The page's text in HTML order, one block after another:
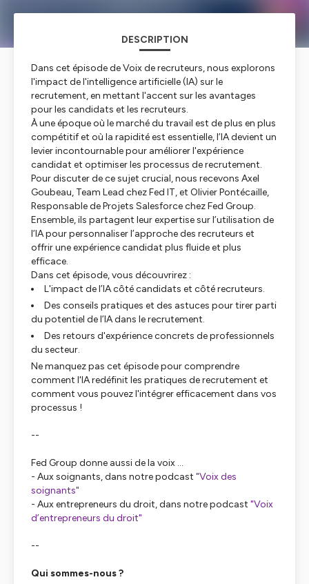
DESCRIPTION
Dans cet épisode deVoix de recruteurs, nous explorons
l'impact de l'intelligence artificielle (IA) sur le
recrutement, en mettant l'accent sur les avantages
pour les candidats et les recruteurs.
À une époque où le marché du travail est de plus en plus
compétitif et où la rapidité est essentielle, l’IA devient un
levier incontournable pour améliorer l'expérience
candidat et optimiser les processus de recrutement.
Pour discuter de ce sujet crucial, nous recevons Axel
Goubeau, Team Lead chez Fed IT, et Olivier Pontécaille,
Responsable de Projets Salesforce chez Fed Group.
Ensemble, ils partagent leur expertise sur l’utilisation de
l’IA pour personnaliser l’approche des recruteurs et
offrir une expérience candidat plus fluide et plus
efficace.
Dans cet épisode, vous découvrirez :
L'impact de l’IA côté candidats et côté recruteurs.
Des conseils pratiques et des astuces pour tirer parti
du potentiel de l’IA dans le recrutement.
Des retours d'expérience concrets de professionnels
du secteur.
Ne manquez pas cet épisode pour comprendre
comment l'IA redéfinit les pratiques de recrutement et
comment vous pouvez l'intégrer efficacement dans vos
processus !
--
Fed Group donne aussi de la voix ...
- Aux soignants, dans notre podcast "Voix des
soignants"
- Aux entrepreneurs du droit, dans notre podcast "Voix
d’entrepreneurs du droit"
--
Qui sommes-nous ?